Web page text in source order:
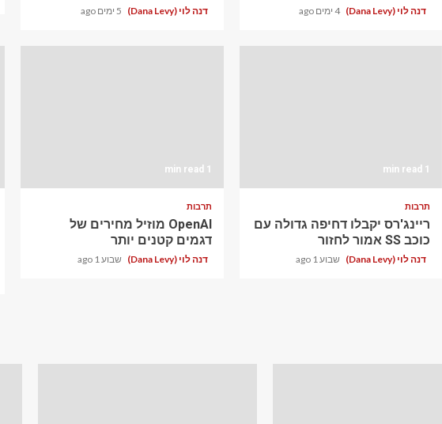
דנה לוי (Dana Levy) 4 ימים ago דנה לוי (Dana Levy) 5 ימים ago
1 min read
תרבות
ריינג'רס יקבלו דחיפה גדולה עם
כוכב SS אמור לחזור
דנה לוי (Dana Levy) שבוע 1 ago
1 min read
תרבות
OpenAI מוזיל מחירים של
דגמים קטנים יותר
דנה לוי (Dana Levy) שבוע 1 ago